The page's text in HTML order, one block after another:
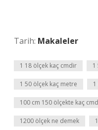
Tarih: Makaleler
1 18 ölçek kaç cmdir 1
1 50 ölçek kaç metre
100 cm 150 ölçekte kaç
1200 ölçek ne demek